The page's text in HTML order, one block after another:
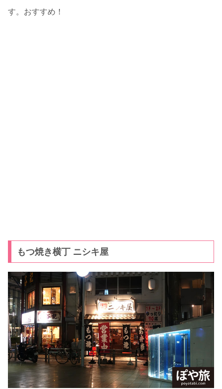
す。おすすめ！
もつ焼き横丁 ニシキ屋